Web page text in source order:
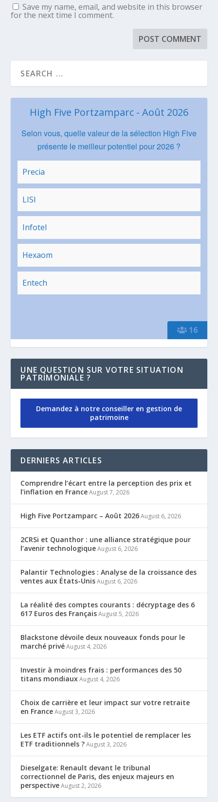
Save my name, email, and website in this browser
for the next time I comment.
16
High Five Portzamparc - Août 2026
Selon vous, quelle valeur de la sélection High Five
présente le meilleur potentiel pour 2026 ?
Precia
LISI
Infotel
Hexaom
Entech
UNE QUESTION SUR VOTRE SITUATION
PATRIMONIALE ?
Demandez à notre conseiller en gestion de
patrimoine
DERNIERS ARTICLES
Comprendre l’écart entre la perception des prix et
l’inflation en France August 7, 2026
High Five Portzamparc – Août 2026 August 6, 2026
2CRSi et Quanthor : une alliance stratégique pour
l’avenir technologique August 6, 2026
Palantir Technologies : Analyse de la croissance des
ventes aux États-Unis August 6, 2026
La réalité des comptes courants : décryptage des 6
617 Euros des Français August 5, 2026
Blackstone dévoile deux nouveaux fonds pour le
marché privé August 4, 2026
Investir à moindres frais : performances des 50
titans mondiaux August 4, 2026
Choix de carrière et leur impact sur votre retraite
en France August 3, 2026
Les ETF actifs ont-ils le potentiel de remplacer les
ETF traditionnels ? August 3, 2026
Dieselgate: Renault devant le tribunal
correctionnel de Paris, des enjeux majeurs en
perspective August 2, 2026